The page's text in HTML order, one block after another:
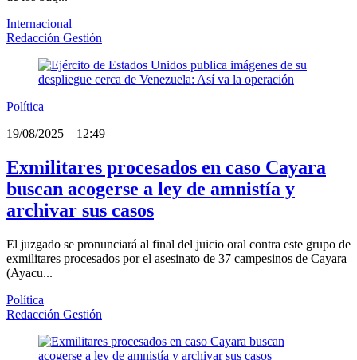
Internacional
Redacción Gestión
Política
19/08/2025
12:49
Exmilitares procesados en caso Cayara
buscan acogerse a ley de amnistía y
archivar sus casos
El juzgado se pronunciará al final del juicio oral contra este grupo de
exmilitares procesados por el asesinato de 37 campesinos de Cayara
(Ayacu...
Política
Redacción Gestión